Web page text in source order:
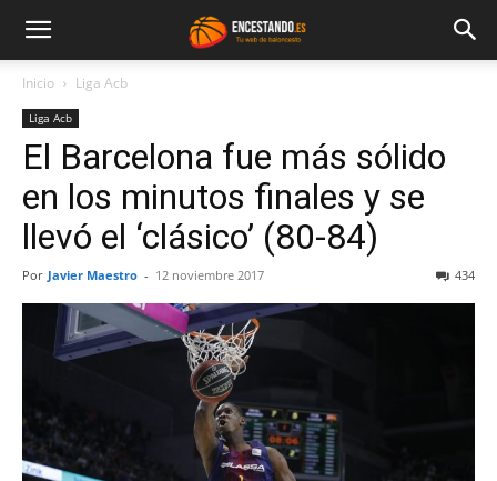
Inicio Liga Acb
Liga Acb
El Barcelona fue más sólido
en los minutos finales y se
llevó el ‘clásico’ (80-84)
Por Javier Maestro - 12 noviembre 2017 434